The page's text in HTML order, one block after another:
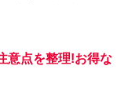
意点を整理!お得な